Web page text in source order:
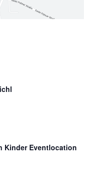
Kinder Eventlocation